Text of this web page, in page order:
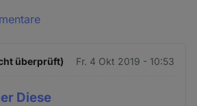
überprüft) Fr. 4 Okt 2019 - 10:53
Diese